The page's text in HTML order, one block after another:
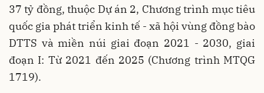
37 tỷ đồng, thuộc Dự án 2, Chương trình mục tiêu
quốc gia phát triển kinh tế - xã hội vùng đồng bào
DTTS và miền núi giai đoạn 2021 - 2030, giai
đoạn I: Từ 2021 đến 2025 (Chương trình MTQG
1719).